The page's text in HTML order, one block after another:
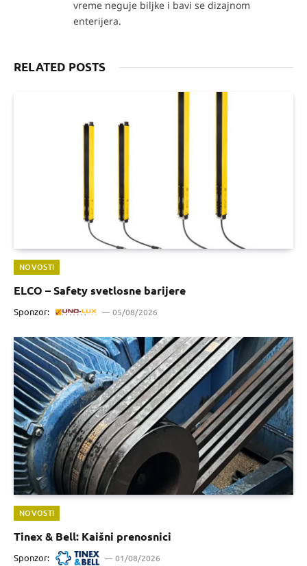
vreme neguje biljke i bavi se dizajnom
enterijera.
RELATED POSTS
NOVOSTI
ELCO – Safety svetlosne barijere
Sponzor: 05/08/2026
NOVOSTI
Tinex & Bell: Kaišni prenosnici
Sponzor: 01/08/2026